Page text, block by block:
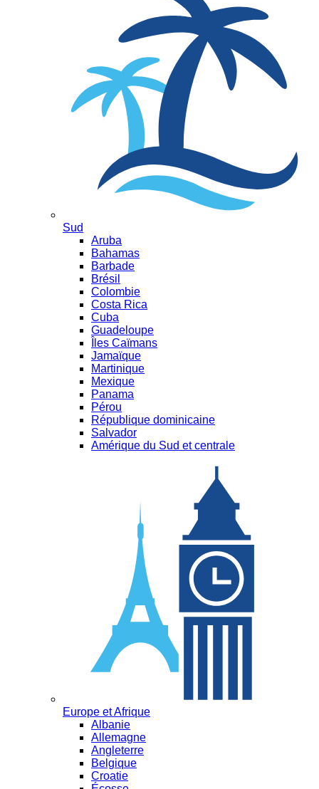
Sud
Aruba
Bahamas
Barbade
Brésil
Colombie
Costa Rica
Cuba
Guadeloupe
Îles Caïmans
Jamaïque
Martinique
Mexique
Panama
Pérou
République dominicaine
Salvador
Amérique du Sud et centrale
Europe et Afrique
Albanie
Allemagne
Angleterre
Belgique
Croatie